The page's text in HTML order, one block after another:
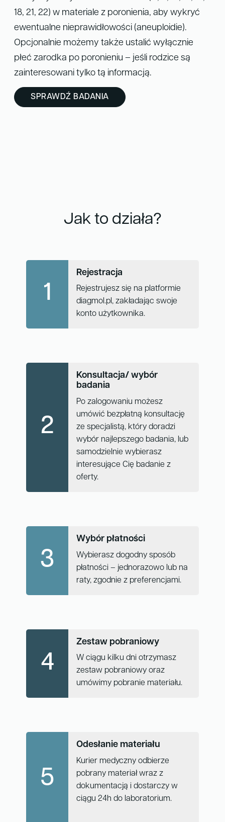
18, 21, 22) w materiale z poronienia, aby wykryć
ewentualne nieprawidłowości (aneuploidie).
Opcjonalnie możemy także ustalić wyłącznie
płeć zarodka po poronieniu – jeśli rodzice są
zainteresowani tylko tą informacją.
SPRAWDŹ BADANIA
Jak to działa?
1
Rejestracja
Rejestrujesz się na platformie
diagmol.pl, zakładając swoje
konto użytkownika.
2
Konsultacja/ wybór
badania
Po zalogowaniu możesz
umówić bezpłatną konsultację
ze specjalistą, który doradzi
wybór najlepszego badania, lub
samodzielnie wybierasz
interesujące Cię badanie z
oferty.
3
Wybór płatności
Wybierasz dogodny sposób
płatności – jednorazowo lub na
raty, zgodnie z preferencjami.
4
Zestaw pobraniowy
W ciągu kilku dni otrzymasz
zestaw pobraniowy oraz
umówimy pobranie materiału.
5
Odesłanie materiału
Kurier medyczny odbierze
pobrany materiał wraz z
dokumentacją i dostarczy w
ciągu 24h do laboratorium.